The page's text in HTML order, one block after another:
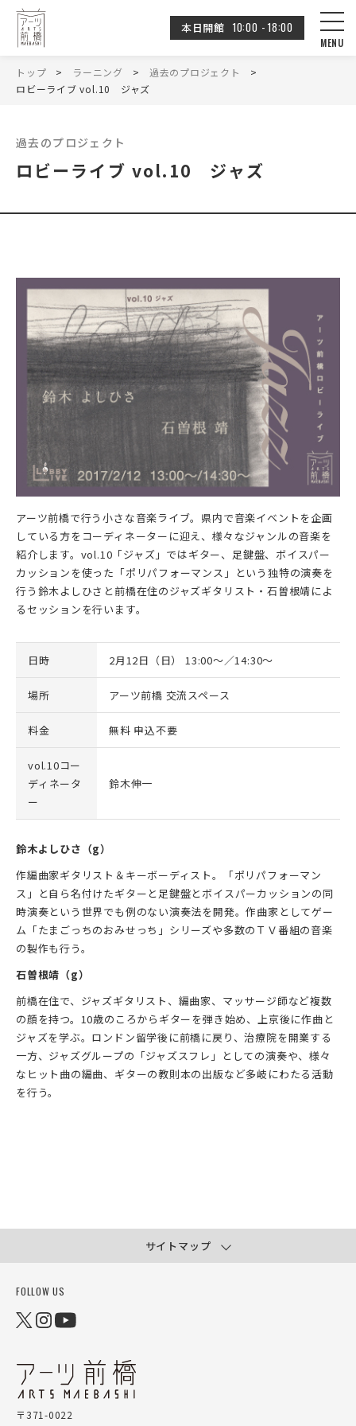
本日開館 10:00 - 18:00
トップ ラーニング
過去のプロジェクト
ロビーライブ vol.10 ジャズ
過去のプロジェクト
ロビーライブ vol.10 ジャズ
アーツ前橋で行う小さな音楽ライブ。県内で音楽イベントを企画
している方をコーディネーターに迎え、様々なジャンルの音楽を
紹介します。vol.10「ジャズ」ではギター、足鍵盤、ボイスパー
カッションを使った「ポリパフォーマンス」という独特の演奏を
行う鈴木よしひさと前橋在住のジャズギタリスト・石曽根靖によ
るセッションを行います。
日時 2月12日（日） 13:00～／14:30～
場所 アーツ前橋 交流スペース
料金 無料 申込不要
vol.10コー
ディネータ
ー
鈴木伸一
鈴木よしひさ（g）
作編曲家ギタリスト＆キーボーディスト。「ポリパフォーマン
ス」と自ら名付けたギターと足鍵盤とボイスパーカッションの同
時演奏という世界でも例のない演奏法を開発。作曲家としてゲー
ム「たまごっちのおみせっち」シリーズや多数のＴＶ番組の音楽
の製作も行う。
石曽根靖（g）
前橋在住で、ジャズギタリスト、編曲家、マッサージ師など複数
の顔を持つ。10歳のころからギターを弾き始め、上京後に作曲と
ジャズを学ぶ。ロンドン留学後に前橋に戻り、治療院を開業する
一方、ジャズグループの「ジャズスフレ」としての演奏や、様々
なヒット曲の編曲、ギターの教則本の出版など多岐にわたる活動
を行う。
サイトマップ
FOLLOW US
〒371-0022